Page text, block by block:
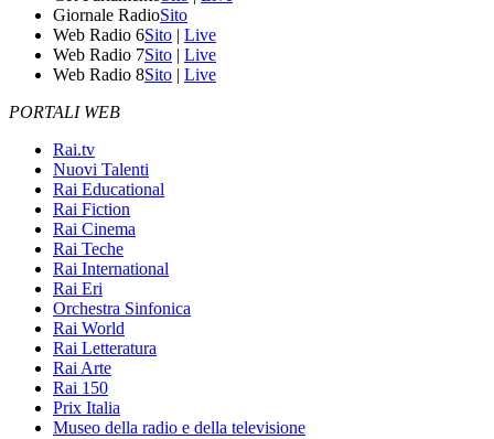
Giornale RadioSito
Web Radio 6Sito | Live
Web Radio 7Sito | Live
Web Radio 8Sito | Live
PORTALI WEB
Rai.tv
Nuovi Talenti
Rai Educational
Rai Fiction
Rai Cinema
Rai Teche
Rai International
Rai Eri
Orchestra Sinfonica
Rai World
Rai Letteratura
Rai Arte
Rai 150
Prix Italia
Museo della radio e della televisione